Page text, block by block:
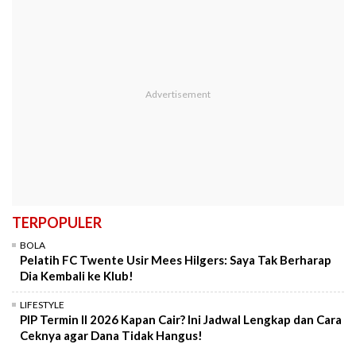
TERPOPULER
BOLA
Pelatih FC Twente Usir Mees Hilgers: Saya Tak Berharap
Dia Kembali ke Klub!
LIFESTYLE
PIP Termin II 2026 Kapan Cair? Ini Jadwal Lengkap dan Cara
Ceknya agar Dana Tidak Hangus!